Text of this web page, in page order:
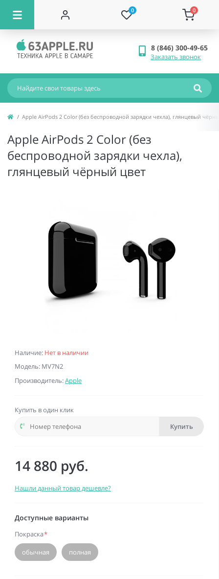
0 0
8 (846) 300-49-65
Заказать звонок
Apple AirPods 2 Color (без беспроводной зарядки чехла), глянцевый
Apple AirPods 2 Color (без
беспроводной зарядки чехла),
глянцевый чёрный цвет
Наличие: Нет в наличии
Модель: MV7N2
Производитель:Apple
Купить в один клик
Купить
14 880 руб.
Нашли данный товар дешевле?
Доступные варианты
Покраска*
обычная полная